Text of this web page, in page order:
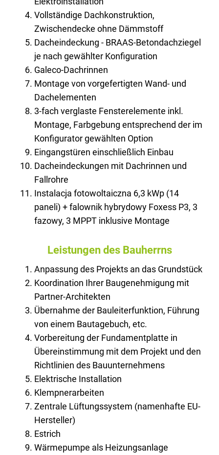
Vollständige Dachkonstruktion,
Zwischendecke ohne Dämmstoff
Dacheindeckung - BRAAS-Betondachziegel
je nach gewählter Konfiguration
Galeco-Dachrinnen
Montage von vorgefertigten Wand- und
Dachelementen
3-fach verglaste Fensterelemente inkl.
Montage, Farbgebung entsprechend der im
Konfigurator gewählten Option
Eingangstüren einschließlich Einbau
Dacheindeckungen mit Dachrinnen und
Fallrohre
Instalacja fotowoltaiczna 6,3 kWp (14
paneli) + falownik hybrydowy Foxess P3, 3
fazowy, 3 MPPT inklusive Montage
Leistungen des Bauherrns
Anpassung des Projekts an das Grundstück
Koordination Ihrer Baugenehmigung mit
Partner-Architekten
Übernahme der Bauleiterfunktion, Führung
von einem Bautagebuch, etc.
Vorbereitung der Fundamentplatte in
Übereinstimmung mit dem Projekt und den
Richtlinien des Bauunternehmens
Elektrische Installation
Klempnerarbeiten
Zentrale Lüftungssystem (namenhafte EU-
Hersteller)
Estrich
Wärmepumpe als Heizungsanlage